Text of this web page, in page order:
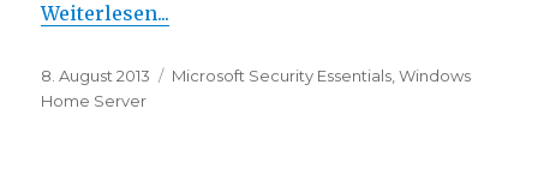
Weiterlesen...
Veröffentlicht
am
8. August 2013 Schlagwörter
Microsoft Security Essentials ,Windows
Home Server